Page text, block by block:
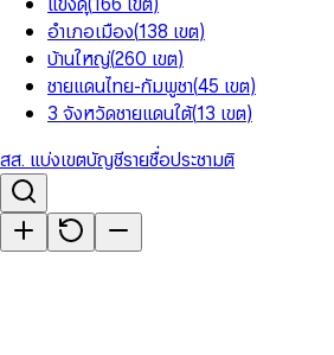
อำเภอเมือง(138 เขต)
บ้านใหญ่(260 เขต)
ชายแดนไทย-กัมพูชา(45 เขต)
3 จังหวัดชายแดนใต้(13 เขต)
สส. แบ่งเขตบัญชีรายชื่อประชามติ